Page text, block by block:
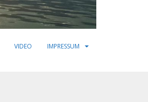
VIDEO IMPRESSUM